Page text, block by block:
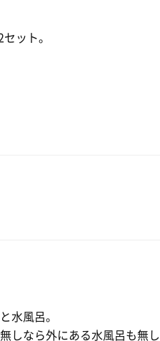
ット。
終了。
水風呂。
しなら外にある水風呂も無し